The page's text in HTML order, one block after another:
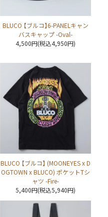
BLUCO 【ブルコ】6-PANELキャン
バスキャップ -Oval-
4,500円(税込4,950円)
BLUCO 【ブルコ】 (MOONEYES x D
OGTOWN x BLUCO) ポケットTシ
ャツ -Fire-
5,400円(税込5,940円)